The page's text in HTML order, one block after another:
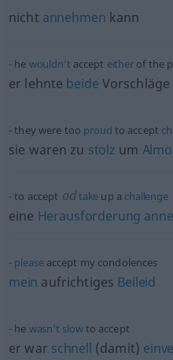
nicht annehmen kann
he wouldn’t accept eitherof the
er lehnte beide Vorschläge
they were too proud to accept
sie waren zu stolz um
to accept odtake up a challenge
eine Herausforderung
pleaseaccept my condolences
mein aufrichtiges Beileid
he wasn’t slowto accept
er war schnell (damit)